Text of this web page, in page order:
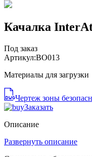
Качалка
Под заказ
Артикул:ВО013
Материалы для загрузки
Чертеж зоны
Заказать
Описание
Развернуть описание